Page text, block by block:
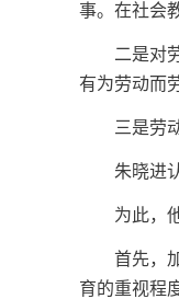
事。在社会
二是对劳
有为劳动而
三是劳动
朱晓进认
为此，他
首先，加
育的重视程